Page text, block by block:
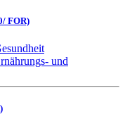
FOR)
und